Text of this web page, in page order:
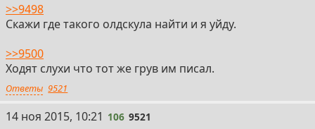
>>9498
Скажи где такого олдскула найти и я уйду.
>>9500
Ходят слухи что тот же грув им писал.
Ответы 9521
106
14 ноя 2015, 10:21 106 9521